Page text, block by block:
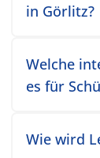
in Görlitz?
Welche
es für
Toggle
Wie wird
Toggle